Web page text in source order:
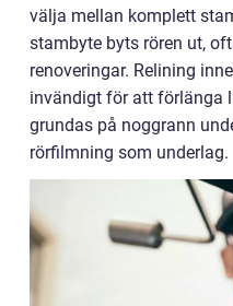
välja mellan komplett
stambyte byts rören ut,
renoveringar. Relining
invändigt för att förlänga
grundas på noggrann
rörfilmning som underlag.